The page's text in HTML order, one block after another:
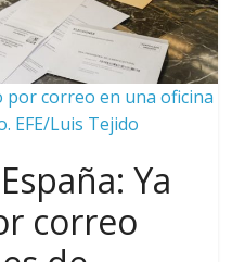
por correo en una oficina
EFE/Luis Tejido
Ya
correo